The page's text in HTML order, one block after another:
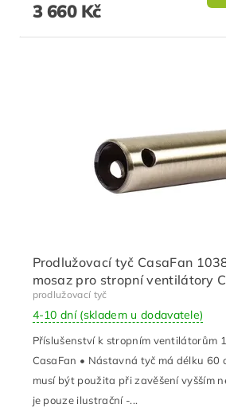
3 660 Kč
Prodlužovací tyč CasaFan
mosaz pro stropní ventilátory
prodlužovací tyč
4-10 dní (skladem u dodavatele)
Příslušenství k stropním ventilátorům
CasaFan • Nástavná tyč má délku 60
musí být použita při zavěšení vyšším
je pouze ilustrační -...